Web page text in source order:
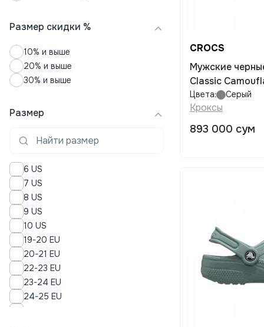
Размер скидки %
10% и выше
20% и выше
30% и выше
Размер
6 US
7 US
8 US
9 US
10 US
19-20 EU
20-21 EU
22-23 EU
23-24 EU
24-25 EU
CROCS
Мужские
Classic
Цвета: Серый
Кроксы
893 000 сум